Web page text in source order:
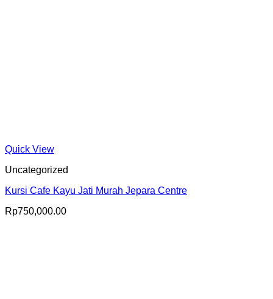
Quick View
Uncategorized
Kursi Cafe Kayu Jati Murah Jepara Centre
Rp750,000.00